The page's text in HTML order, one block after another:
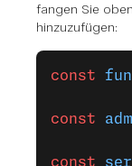
fangen Sie
hinzuzufügen:
const
const
const